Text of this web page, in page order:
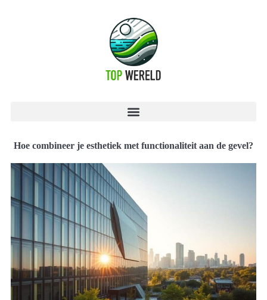
Hoe combineer je esthetiek met functionaliteit aan de gevel?